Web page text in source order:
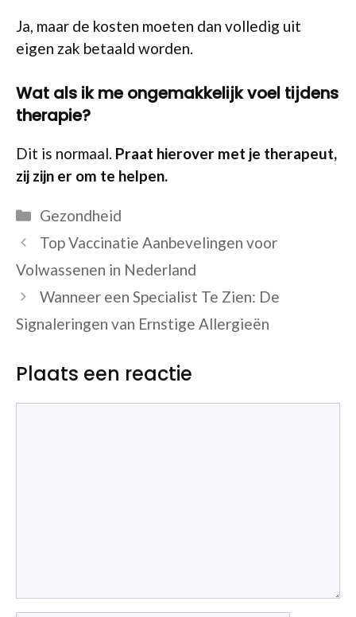
Ja, maar de kosten moeten dan volledig uit
eigen zak betaald worden.
Wat als ik me ongemakkelijk voel tijdens
therapie?
Dit is normaal. Praat hierover met je therapeut,
zij zijn er om te helpen.
Categorieën
Gezondheid
Top Vaccinatie Aanbevelingen voor
Volwassenen in Nederland
Wanneer een Specialist Te Zien: De
Signaleringen van Ernstige Allergieën
Plaats een reactie